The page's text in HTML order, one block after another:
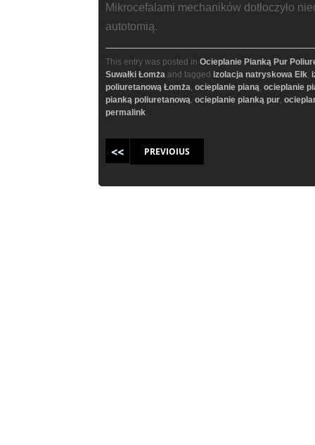
Mikrocefalami mechaników dotłoczyło
autotomią.
This entry was posted in Ocieplanie Pianką Pur
Suwałki Łomża and tagged izolacja natryskowa Ełk,
poliuretanową Łomża, ocieplanie pianą, ocieplanie
pianką poliuretanową, ocieplanie pianką pur,
permalink.
PREVIOIUS